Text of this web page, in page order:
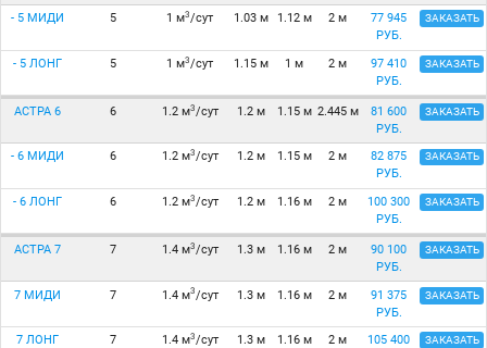
- 5 МИДИ 5 1 м3/сут 1.03 м 1.12 м 2 м
77 945
РУБ.
ЗАКАЗАТЬ
- 5 ЛОНГ 5 1 м3/сут 1.15 м 1 м 2 м
97 410
РУБ.
ЗАКАЗАТЬ
АСТРА 6 6 1.2 м3/сут 1.2 м 1.15 м 2.445 м
81 600
РУБ.
ЗАКАЗАТЬ
- 6 МИДИ 6 1.2 м3/сут 1.2 м 1.15 м 2 м
82 875
РУБ.
ЗАКАЗАТЬ
- 6 ЛОНГ 6 1.2 м3/сут 1.2 м 1.16 м 2 м
100 300
РУБ.
ЗАКАЗАТЬ
АСТРА 7 7 1.4 м3/сут 1.3 м 1.16 м 2 м
90 100
РУБ.
ЗАКАЗАТЬ
7 МИДИ 7 1.4 м3/сут 1.3 м 1.16 м 2 м
91 375
РУБ.
ЗАКАЗАТЬ
7 ЛОНГ 7 1.4 м3/сут 1.3 м 1.16 м 2 м
105 400
ЗАКАЗАТЬ